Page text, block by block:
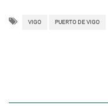
VIGO PUERTO DE VIGO